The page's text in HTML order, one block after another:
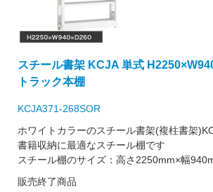
スチール書架 KCJA 単式
トラック本棚
KCJA371-268SOR
ホワイトカラーのスチール書架(複柱書架
書籍収納に最適なスチール棚です
スチール棚のサイズ：高さ2250mm×幅
販売終了商品